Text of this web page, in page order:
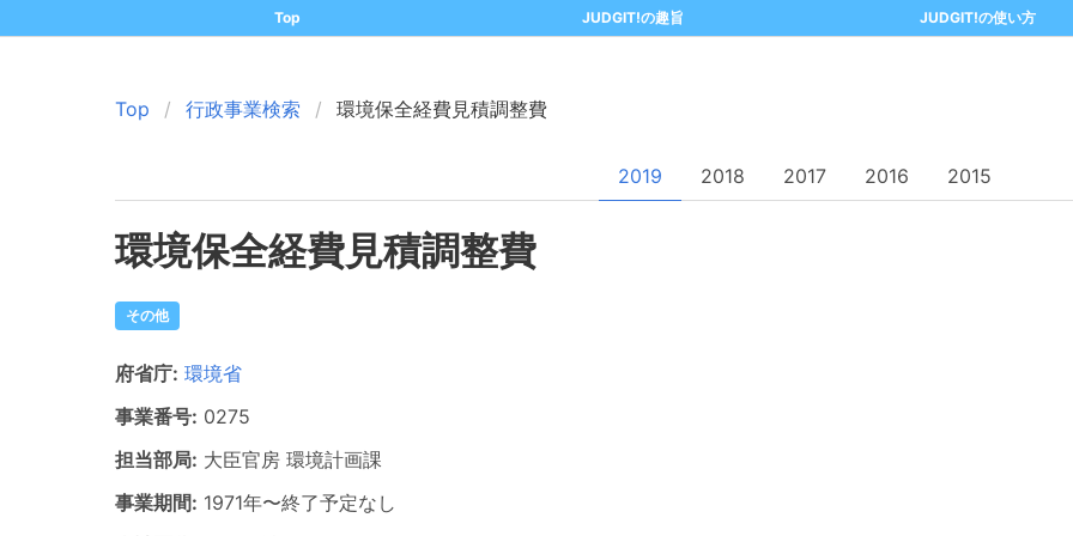
Top JUDGIT!の趣旨 JUDGIT!の使い方
Top 行政事業検索 環境保全経費見積調整費
2019 2018 2017 2016 2015
環境保全経費見積調整費
その他
府省庁: 環境省
事業番号: 0275
担当部局: 大臣官房 環境計画課
事業期間: 1971年〜終了予定なし